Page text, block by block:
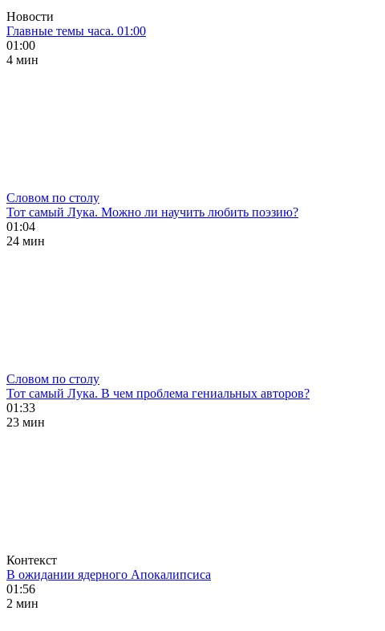
Новости
Главные темы часа. 01:00
01:00
4 мин
Словом по столу
Тот самый Лука. Можно ли научить любить поэзию?
01:04
24 мин
Словом по столу
Тот самый Лука. В чем проблема гениальных авторов?
01:33
23 мин
Контекст
В ожидании ядерного Апокалипсиса
01:56
2 мин